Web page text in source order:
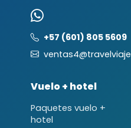
+57 (601) 805 5609
Vuelo + hotel
Paquetes vuelo +
hotel